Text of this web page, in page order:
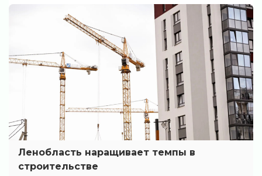
Ленобласть наращивает темпы в
строительстве